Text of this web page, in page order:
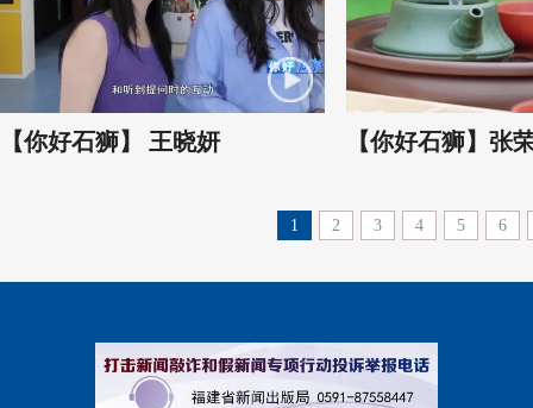
【你好石狮】 王晓妍 【你好石狮】张
1 2 3 4 5 6